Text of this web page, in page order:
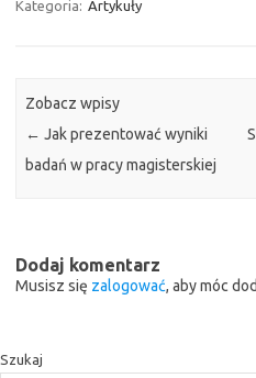
Kategoria: Artykuły
Zobacz wpisy
← Jak prezentować wyniki
badań w pracy magisterskiej
Dodaj komentarz
Musisz się zalogować, aby móc
Szukaj